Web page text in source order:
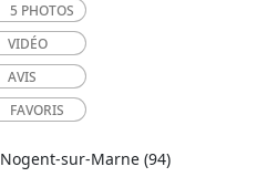
Nogent-sur-Marne (94)
5 PHOTOS
VIDÉO
AVIS
FAVORIS